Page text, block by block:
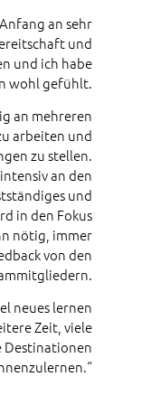
an sehr
und
und ich habe
wohl gefühlt.
an mehreren
arbeiten und
zu stellen.
an den
und
in den Fokus
nötig, immer
von den
neues lernen
Zeit, viele
Destinationen